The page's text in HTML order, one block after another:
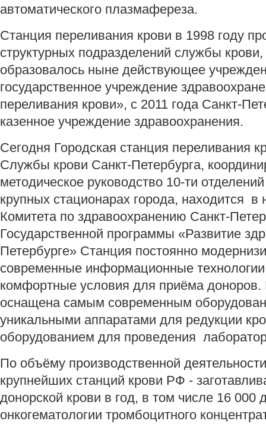
автоматического плазмафереза.
Станция переливания крови в 1998 году
структурных подразделений службы
образовалось ныне действующее
государственное учреждение
переливания крови», с 2011 года Санкт-
казенное учреждение здравоохранения.
Сегодня Городская станция переливания
Службы крови Санкт-Петербурга,
методическое руководство 10-ти
крупных стационарах города, находится
Комитета по здравоохранению Санкт-
Государственной программы «Развитие
Петербурге» Станция постоянно
современные информационные
комфортные условия для приёма
оснащена самым современным
уникальными аппаратами для редукции
оборудованием для проведения
По объёму производственной
крупнейших станций крови РФ -
донорской крови в год, в том числе 16 000
онкогематологии тромбоцитного